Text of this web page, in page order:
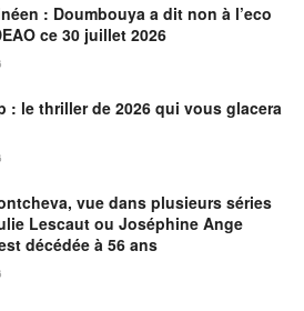
: Doumbouya a dit non à l’eco
ce 30 juillet 2026
: le thriller de 2026 qui vous glacera
vue dans plusieurs séries
Lescaut ou Joséphine Ange
décédée à 56 ans